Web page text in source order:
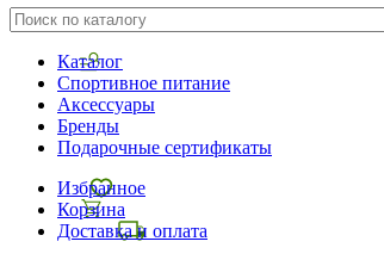
Каталог
Спортивное питание
Аксессуары
Бренды
Подарочные сертификаты
Избранное
Корзина
Доставка и оплата